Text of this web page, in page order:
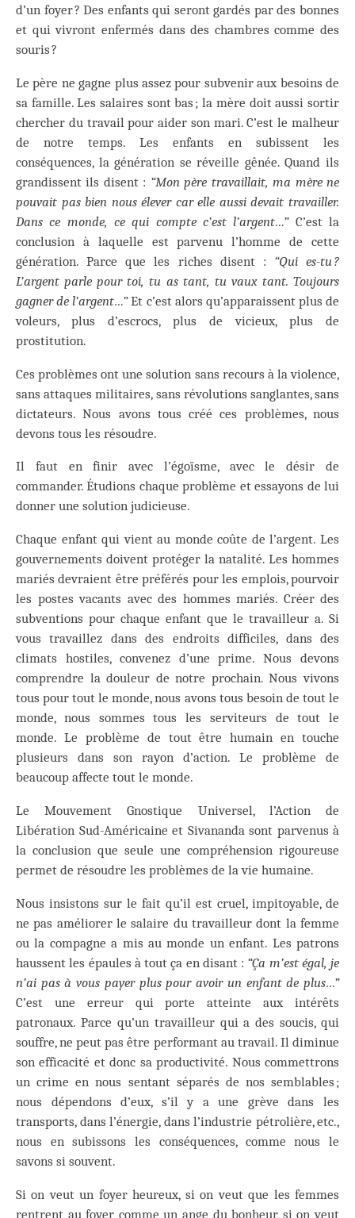
d’un foyer ? Des enfants qui seront gardés par des bonnes
et qui vivront enfermés dans des chambres comme des
souris ?
Le père ne gagne plus assez pour subvenir aux besoins de
sa famille. Les salaires sont bas ; la mère doit aussi sortir
chercher du travail pour aider son mari. C’est le malheur
de notre temps. Les enfants en subissent les
conséquences, la génération se réveille gênée. Quand ils
grandissent ils disent : “Mon père travaillait, ma mère ne
pouvait pas bien nous élever car elle aussi devait travailler.
Dans ce monde, ce qui compte c’est l’argent…”C’est la
conclusion à laquelle est parvenu l’homme de cette
génération. Parce que les riches disent : “Qui es-tu ?
L’argent parle pour toi, tu as tant, tu vaux tant. Toujours
gagner de l’argent…”Et c’est alors qu’apparaissent plus de
voleurs, plus d’escrocs, plus de vicieux, plus de
prostitution.
Ces problèmes ont une solution sans recours à la violence,
sans attaques militaires, sans révolutions sanglantes, sans
dictateurs. Nous avons tous créé ces problèmes, nous
devons tous les résoudre.
Il faut en finir avec l’égoïsme, avec le désir de
commander. Étudions chaque problème et essayons de lui
donner une solution judicieuse.
Chaque enfant qui vient au monde coûte de l’argent. Les
gouvernements doivent protéger la natalité. Les hommes
mariés devraient être préférés pour les emplois, pourvoir
les postes vacants avec des hommes mariés. Créer des
subventions pour chaque enfant que le travailleur a. Si
vous travaillez dans des endroits difficiles, dans des
climats hostiles, convenez d’une prime. Nous devons
comprendre la douleur de notre prochain. Nous vivons
tous pour tout le monde, nous avons tous besoin de tout le
monde, nous sommes tous les serviteurs de tout le
monde. Le problème de tout être humain en touche
plusieurs dans son rayon d’action. Le problème de
beaucoup affecte tout le monde.
Le Mouvement Gnostique Universel, l’Action de
Libération Sud-Américaine et Sivananda sont parvenus à
la conclusion que seule une compréhension rigoureuse
permet de résoudre les problèmes de la vie humaine.
Nous insistons sur le fait qu’il est cruel, impitoyable, de
ne pas améliorer le salaire du travailleur dont la femme
ou la compagne a mis au monde un enfant. Les patrons
haussent les épaules à tout ça en disant : “Ça m’est égal, je
n’ai pas à vous payer plus pour avoir un enfant de plus…”
C’est une erreur qui porte atteinte aux intérêts
patronaux. Parce qu’un travailleur qui a des soucis, qui
souffre, ne peut pas être performant au travail. Il diminue
son efficacité et donc sa productivité. Nous commettrons
un crime en nous sentant séparés de nos semblables ;
nous dépendons d’eux, s’il y a une grève dans les
transports, dans l’énergie, dans l’industrie pétrolière, etc.,
nous en subissons les conséquences, comme nous le
savons si souvent.
Si on veut un foyer heureux, si on veut que les femmes
rentrent au foyer comme un ange du bonheur, si on veut